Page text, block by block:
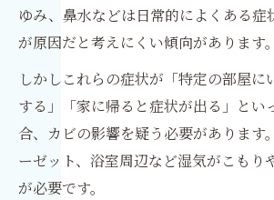
ゆみ、鼻水などは日常的によくある症
が原因だと考えにくい傾向があります。
しかしこれらの症状が「特定の部屋に
する」「家に帰ると症状が出る」とい
合、カビの影響を疑う必要があります
ーゼット、浴室周辺など湿気がこもり
が必要です。